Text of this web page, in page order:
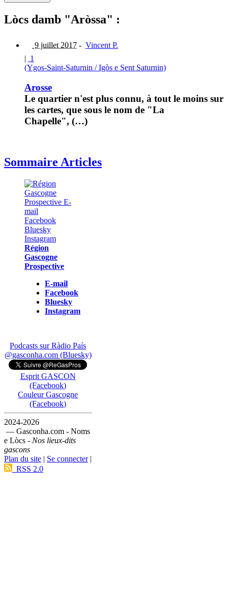
Lòcs damb "Aròssa" :
9 juillet 2017 - Vincent P.
| 1
(Ygos-Saint-Saturnin / Igòs e Sent Saturnin)
Arosse
Le quartier n'est plus connu, à tout le moins sur
les cartes, que sous le nom de "La
Chapelle", (…)
Sommaire Articles
Région
Gascogne
Prospective
E-mail
Facebook
Bluesky
Instagram
Podcasts sur Ràdio País
@gasconha.com (Bluesky)
Esprit GASCON
(Facebook)
Couleur Gascogne
(Facebook)
2024-2026
— Gasconha.com - Noms
e Lòcs - Nos lieux-dits
gascons
Plan du site | Se connecter|
RSS 2.0